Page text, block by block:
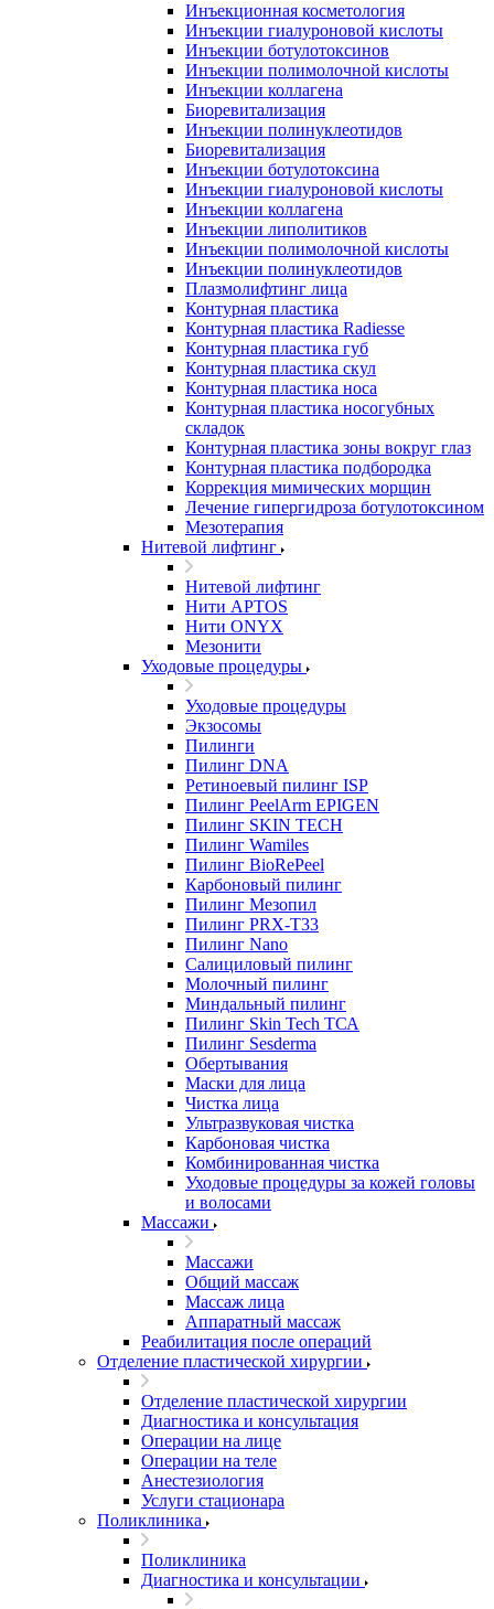
Инъекционная косметология
Инъекции гиалуроновой кислоты
Инъекции ботулотоксинов
Инъекции полимолочной кислоты
Инъекции коллагена
Биоревитализация
Инъекции полинуклеотидов
Биоревитализация
Инъекции ботулотоксина
Инъекции гиалуроновой кислоты
Инъекции коллагена
Инъекции липолитиков
Инъекции полимолочной кислоты
Инъекции полинуклеотидов
Плазмолифтинг лица
Контурная пластика
Контурная пластика Radiesse
Контурная пластика губ
Контурная пластика скул
Контурная пластика носа
Контурная пластика носогубных
складок
Контурная пластика зоны вокруг глаз
Контурная пластика подбородка
Коррекция мимических морщин
Лечение гипергидроза ботулотоксином
Мезотерапия
Нитевой лифтинг
Нитевой лифтинг
Нити APTOS
Нити ONYX
Мезонити
Уходовые процедуры
Уходовые процедуры
Экзосомы
Пилинги
Пилинг DNA
Ретиноевый пилинг ISP
Пилинг PeelArm EPIGEN
Пилинг SKIN TECH
Пилинг Wamiles
Пилинг BioRePeel
Карбоновый пилинг
Пилинг Мезопил
Пилинг PRX-T33
Пилинг Nano
Салициловый пилинг
Молочный пилинг
Миндальный пилинг
Пилинг Skin Tech ТСА
Пилинг Sesderma
Обертывания
Маски для лица
Чистка лица
Ультразвуковая чистка
Карбоновая чистка
Комбинированная чистка
Уходовые процедуры за кожей головы
и волосами
Массажи
Массажи
Общий массаж
Массаж лица
Аппаратный массаж
Реабилитация после операций
Отделение пластической хирургии
Отделение пластической хирургии
Диагностика и консультация
Операции на лице
Операции на теле
Анестезиология
Услуги стационара
Поликлиника
Поликлиника
Диагностика и консультации